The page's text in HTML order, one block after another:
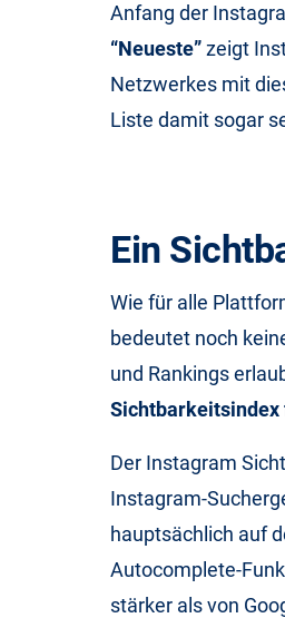
Anfang der
“Neueste”zeigt
Netzwerkes mit
Liste damit sogar
Ein
Wie für alle
bedeutet noch
und Rankings
Sichtbarkeitsindex
Der Instagram
Instagram-
hauptsächlich auf
Autocomplete-
stärker als von